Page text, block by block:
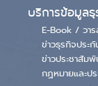
บริการข้อมูล
E-Book / วาร
ข่าวธุรกิจประ
ข่าวประชาสัม
กฏหมายและปร